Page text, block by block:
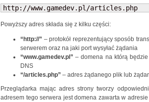
http://www.gamedev.pl/articles.php
Powyższy adres składa się z kilku części:
“http://” – protokół reprezentujący sposób
serwerem oraz na jaki port wysyłać żądania
“www.gamedev.pl” – domena na którą
DNS
“/articles.php” – adres żądanego plik lub
Przeglądarka mając adres strony tworzy
adresem tego serwera jest domena zawarta w